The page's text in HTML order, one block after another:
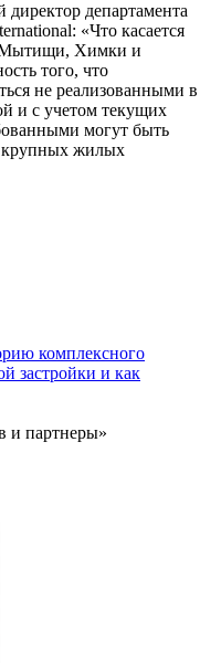
департамента
«Что касается
Мытищи, Химки и
того, что
не реализованными в
и с учетом текущих
могут быть
крупных жилых
комплексного
застройки и как
и партнеры»